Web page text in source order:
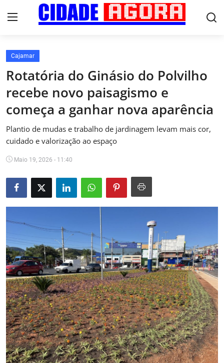
Início
Fale Conosco
Brasil
Cidades
Esportes
Tecnologia
Cajamar
Rotatória do Ginásio do Polvilho
recebe novo paisagismo e
começa a ganhar nova aparência
Plantio de mudas e trabalho de jardinagem levam mais cor,
cuidado e valorização ao espaço
Maio 19, 2026 - 11:40